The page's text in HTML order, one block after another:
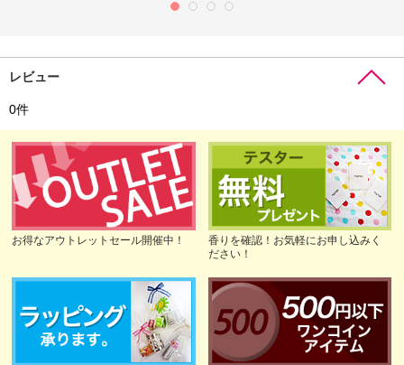
レビュー
0件
お得なアウトレットセール開催中！
香りを確認！お気軽にお申し込みく
ださい！